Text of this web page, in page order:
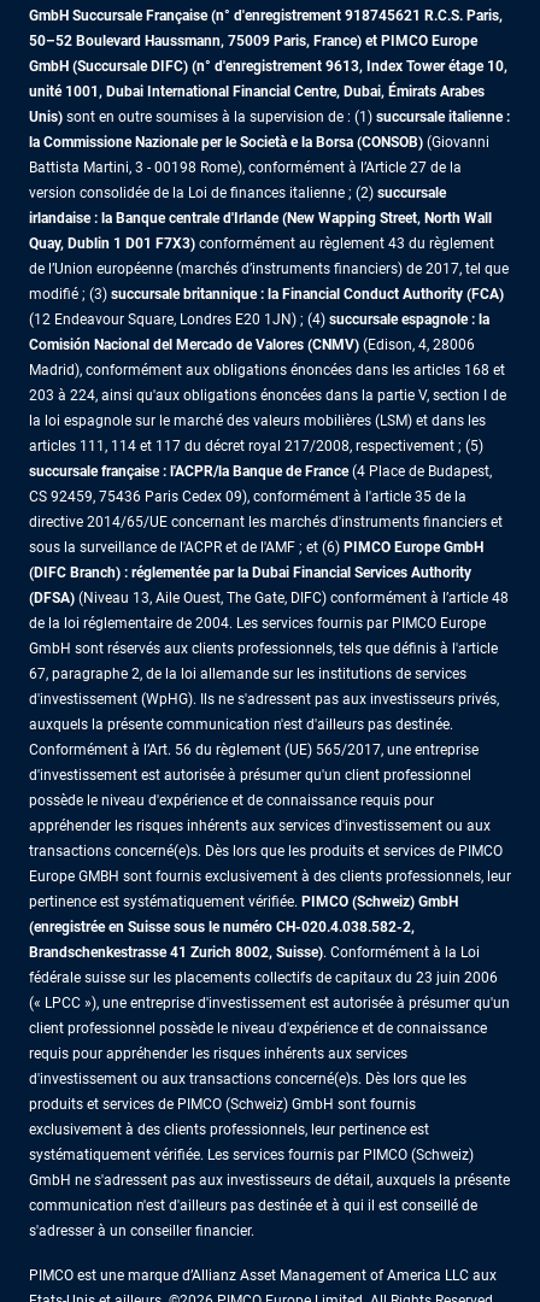
GmbH Succursale Française (n° d'enregistrement 918745621 R.C.S. Paris,
50–52 Boulevard Haussmann, 75009 Paris, France) et PIMCO Europe
GmbH (Succursale DIFC) (n° d'enregistrement 9613, Index Tower étage 10,
unité 1001, Dubai International Financial Centre, Dubai, Émirats Arabes
Unis) sont en outre soumises à la supervision de : (1) succursale italienne :
la Commissione Nazionale per le Società e la Borsa (CONSOB) (Giovanni
Battista Martini, 3 - 00198 Rome), conformément à l’Article 27 de la
version consolidée de la Loi de finances italienne ; (2) succursale
irlandaise : la Banque centrale d'Irlande (New Wapping Street, North Wall
Quay, Dublin 1 D01 F7X3) conformément au règlement 43 du règlement
de l’Union européenne (marchés d’instruments financiers) de 2017, tel que
modifié ; (3) succursale britannique : la Financial Conduct Authority (FCA)
(12 Endeavour Square, Londres E20 1JN) ; (4) succursale espagnole : la
Comisión Nacional del Mercado de Valores (CNMV) (Edison, 4, 28006
Madrid), conformément aux obligations énoncées dans les articles 168 et
203 à 224, ainsi qu'aux obligations énoncées dans la partie V, section I de
la loi espagnole sur le marché des valeurs mobilières (LSM) et dans les
articles 111, 114 et 117 du décret royal 217/2008, respectivement ; (5)
succursale française : l'ACPR/la Banque de France(4 Place de Budapest,
CS 92459, 75436 Paris Cedex 09), conformément à l'article 35 de la
directive 2014/65/UE concernant les marchés d'instruments financiers et
sous la surveillance de l'ACPR et de l'AMF ; et (6) PIMCO Europe GmbH
(DIFC Branch) : réglementée par la Dubai Financial Services Authority
(DFSA) (Niveau 13, Aile Ouest, The Gate, DIFC) conformément à l’article 48
de la loi réglementaire de 2004. Les services fournis par PIMCO Europe
GmbH sont réservés aux clients professionnels, tels que définis à l'article
67, paragraphe 2, de la loi allemande sur les institutions de services
d'investissement (WpHG). Ils ne s'adressent pas aux investisseurs privés,
auxquels la présente communication n'est d'ailleurs pas destinée.
Conformément à l’Art. 56 du règlement (UE) 565/2017, une entreprise
d'investissement est autorisée à présumer qu'un client professionnel
possède le niveau d'expérience et de connaissance requis pour
appréhender les risques inhérents aux services d'investissement ou aux
transactions concerné(e)s. Dès lors que les produits et services de PIMCO
Europe GMBH sont fournis exclusivement à des clients professionnels, leur
pertinence est systématiquement vérifiée. PIMCO (Schweiz) GmbH
(enregistrée en Suisse sous le numéro CH-020.4.038.582-2,
Brandschenkestrasse 41 Zurich 8002, Suisse). Conformément à la Loi
fédérale suisse sur les placements collectifs de capitaux du 23 juin 2006
(« LPCC »), une entreprise d'investissement est autorisée à présumer qu'un
client professionnel possède le niveau d'expérience et de connaissance
requis pour appréhender les risques inhérents aux services
d'investissement ou aux transactions concerné(e)s. Dès lors que les
produits et services de PIMCO (Schweiz) GmbH sont fournis
exclusivement à des clients professionnels, leur pertinence est
systématiquement vérifiée. Les services fournis par PIMCO (Schweiz)
GmbH ne s'adressent pas aux investisseurs de détail, auxquels la présente
communication n'est d'ailleurs pas destinée et à qui il est conseillé de
s'adresser à un conseiller financier.
PIMCO est une marque d’Allianz Asset Management of America LLC aux